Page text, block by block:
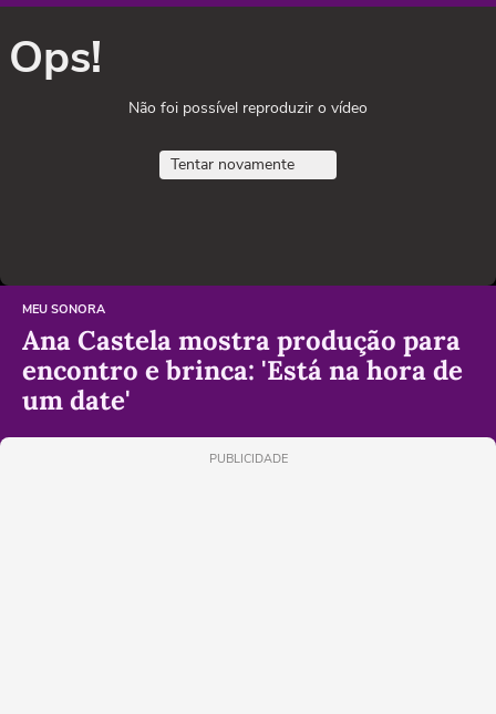
Ops!
Não foi possível reproduzir o vídeo
Tentar novamente
MEU SONORA
Ana Castela mostra produção para
encontro e brinca: 'Está na hora de
um date'
PUBLICIDADE